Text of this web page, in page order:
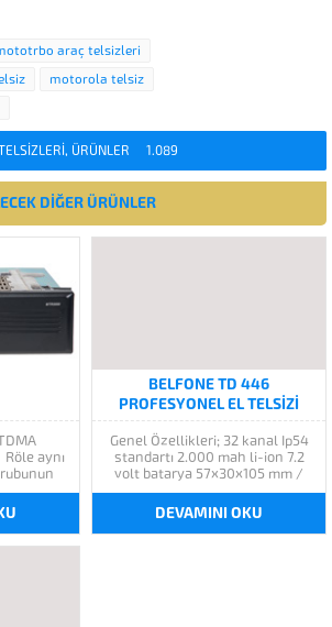
araç telsizleri
motorola telsiz
, ÜRÜNLER 1.089
DİĞER ÜRÜNLER
aynı
veri
BELFONE TD 446
PROFESYONEL EL TELSIZI
Genel Özellikleri; 32 kanal Ip54
standartı 2.000 mah li-ion 7.2
volt batarya 57x30x105 mm /
216 gr Dijital/ Analog çift mod /
lisanssız AMBE + 2 TM vocoder
ve FEC teknolojisi, BF-TD446’ya
yüksek ve net bir dijital ses
DEVAMINI OKU